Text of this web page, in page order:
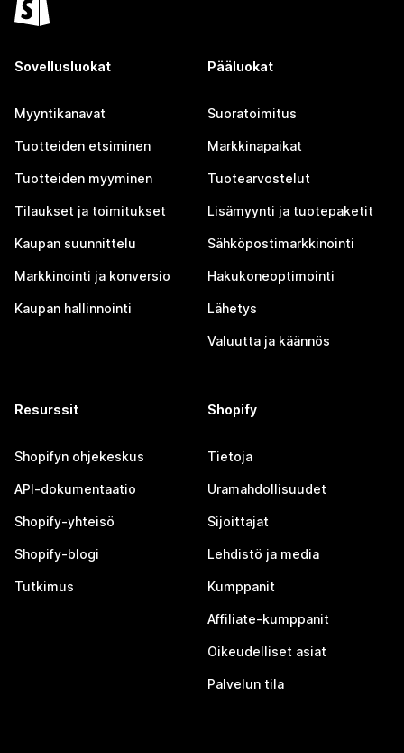
Sovellusluokat
Myyntikanavat
Tuotteiden etsiminen
Tuotteiden myyminen
Tilaukset ja toimitukset
Kaupan suunnittelu
Markkinointi ja konversio
Kaupan hallinnointi
Pääluokat
Suoratoimitus
Markkinapaikat
Tuotearvostelut
Lisämyynti ja tuotepaketit
Sähköpostimarkkinointi
Hakukoneoptimointi
Lähetys
Valuutta ja käännös
Resurssit
Shopifyn ohjekeskus
API-dokumentaatio
Shopify-yhteisö
Shopify-blogi
Tutkimus
Shopify
Tietoja
Uramahdollisuudet
Sijoittajat
Lehdistö ja media
Kumppanit
Affiliate-kumppanit
Oikeudelliset asiat
Palvelun tila